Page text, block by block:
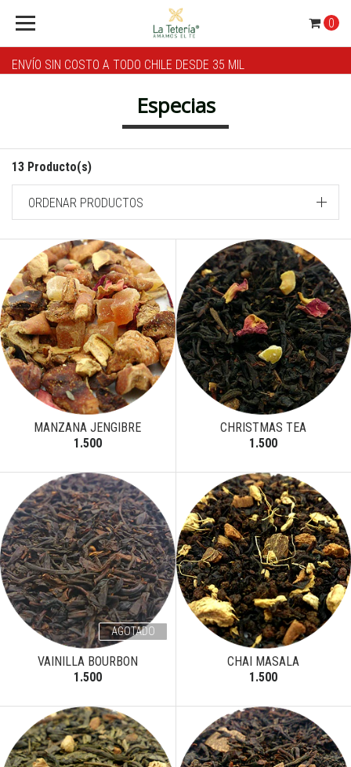
ENVÍO SIN COSTO A TODO CHILE DESDE 35 MIL
0
Especias
13 Producto(s)
ORDENAR PRODUCTOS
MANZANA JENGIBRE
1.500
CHRISTMAS TEA
1.500
AGOTADO
VAINILLA BOURBON
1.500
CHAI MASALA
1.500